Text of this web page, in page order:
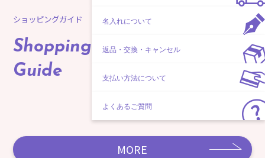
ショッピングガイド
Shopping
Guide
MORE
名入れについて
返品・交換・キャンセル
支払い方法について
よくあるご質問